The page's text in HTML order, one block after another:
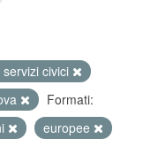
civici
Formati:
europee